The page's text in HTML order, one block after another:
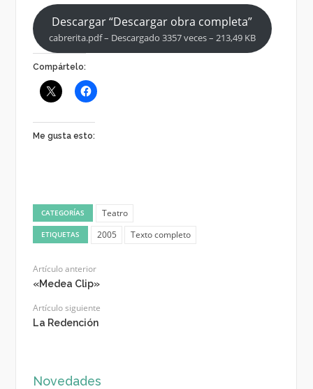
Descargar “Descargar obra completa”
cabrerita.pdf – Descargado 3357 veces – 213,49 KB
Compártelo:
Me gusta esto:
CATEGORÍAS Teatro
ETIQUETAS 2005 Texto completo
Artículo anterior
«Medea Clip»
Artículo siguiente
La Redención
Novedades